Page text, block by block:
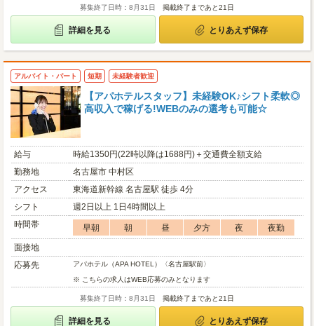
募集終了日時：8月31日 掲載終了まであと21日
詳細を見る とりあえず保存
アルバイト・パート 短期 未経験者歓迎
【アパホテルスタッフ】未経験OK♪シフト柔軟◎
高収入で稼げる!WEBのみの選考も可能☆
給与
時給1350円(22時以降は1688円)＋交通費全額支給
勤務地
名古屋市 中村区
アクセス
東海道新幹線 名古屋駅 徒歩 4分
シフト
週2日以上 1日4時間以上
時間帯
早朝 朝 昼 夕方 夜
夜勤
面接地
応募先
アパホテル（APA HOTEL）〈名古屋駅前〉
※ こちらの求人はWEB応募のみとなります
募集終了日時：8月31日 掲載終了まであと21日
詳細を見る とりあえず保存